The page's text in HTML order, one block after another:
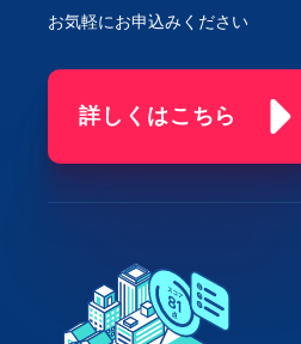
お気軽にお申込みください
詳しくはこちら